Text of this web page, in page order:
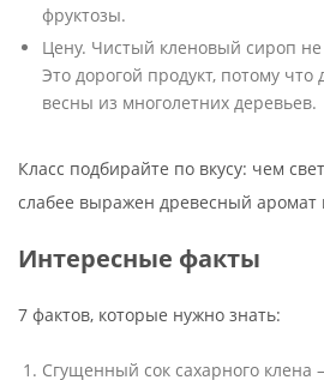
фруктозы.
Цену. Чистый кленовый сироп
Это дорогой продукт, потому что
весны из многолетних деревьев.
Класс подбирайте по вкусу: чем
слабее выражен древесный аромат
Интересные факты
7 фактов, которые нужно знать:
Сгущенный сок сахарного